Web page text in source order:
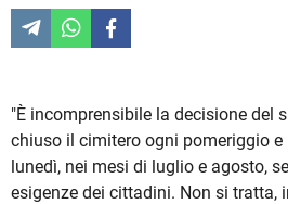
"È incomprensibile la decisione del
chiuso il cimitero ogni pomeriggio e
lunedì, nei mesi di luglio e agosto,
esigenze dei cittadini. Non si tratta,